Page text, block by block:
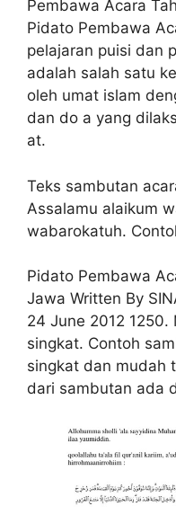
Pembawa Acara
Pidato Pembawa
pelajaran puisi dan
adalah salah satu
oleh umat islam
dan do a yang
at.
Teks sambutan
Assalamu alaikum
wabarokatuh.
Pidato Pembawa
Jawa Written By
24 June 2012
singkat. Contoh
singkat dan mudah
dari sambutan ada